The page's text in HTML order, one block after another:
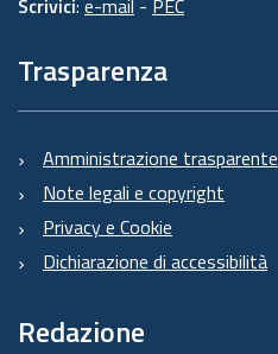
Trasparenza
Amministrazione trasparente
Note legali e copyright
Privacy e Cookie
Dichiarazione di accessibilità
Redazione